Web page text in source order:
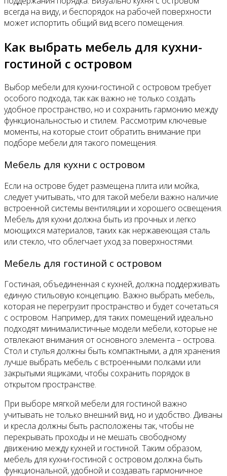
всегда на виду, и беспорядок на рабочей поверхности
может испортить общий вид всего помещения.
Как выбрать мебель для кухни-
гостиной с островом
Выбор мебели для кухни-гостиной с островом требует
особого подхода, так как важно не только создать
удобное пространство, но и сохранить гармонию между
функциональностью и стилем. Рассмотрим ключевые
моменты, на которые стоит обратить внимание при
подборе мебели для такого помещения.
Мебель для кухни с островом
Если на острове будет размещена плита или мойка,
следует учитывать, что для такой мебели важно наличие
встроенной системы вентиляции и хорошего освещения.
Мебель для кухни должна быть из прочных и легко
моющихся материалов, таких как нержавеющая сталь
или стекло, что облегчает уход за поверхностями.
Мебель для гостиной с островом
Гостиная, объединенная с кухней, должна поддерживать
единую стильовую концепцию. Важно выбрать мебель,
которая не перегрузит пространство и будет сочетаться
с островом. Например, для таких помещений идеально
подходят минималистичные модели мебели, которые не
отвлекают внимания от основного элемента – острова.
Стол и стулья должны быть компактными, а для хранения
лучше выбрать мебель с встроенными полками или
закрытыми ящиками, чтобы сохранить порядок в
открытом пространстве.
При выборе мягкой мебели для гостиной важно
учитывать не только внешний вид, но и удобство. Диваны
и кресла должны быть расположены так, чтобы не
перекрывать проходы и не мешать свободному
движению между кухней и гостиной. Таким образом,
мебель для кухни-гостиной с островом должна быть
функциональной, удобной и создавать гармоничное